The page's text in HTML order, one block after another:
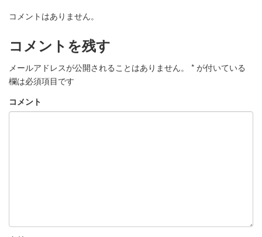
コメントはありません。
コメントを残す
メールアドレスが公開されることはありません。 * が付いている
欄は必須項目です
コメント